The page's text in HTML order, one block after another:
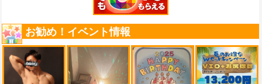
お勧め！イベント情報